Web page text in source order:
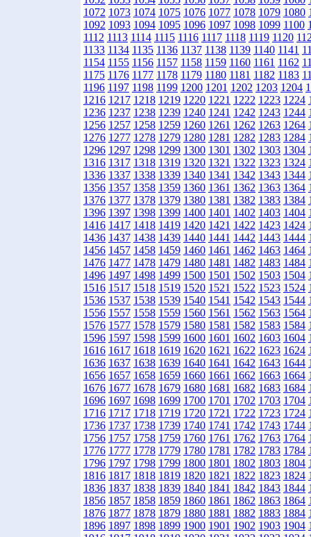
1072 1073 1074 1075 1076 1077 1078 1079 1080
1092 1093 1094 1095 1096 1097 1098 1099 1100
1112 1113 1114 1115 1116 1117 1118 1119 1120
1133 1134 1135 1136 1137 1138 1139 1140 1141
1154 1155 1156 1157 1158 1159 1160 1161 1162
1175 1176 1177 1178 1179 1180 1181 1182 1183
1196 1197 1198 1199 1200 1201 1202 1203 1204
1216 1217 1218 1219 1220 1221 1222 1223 1224
1236 1237 1238 1239 1240 1241 1242 1243 1244
1256 1257 1258 1259 1260 1261 1262 1263 1264
1276 1277 1278 1279 1280 1281 1282 1283 1284
1296 1297 1298 1299 1300 1301 1302 1303 1304
1316 1317 1318 1319 1320 1321 1322 1323 1324
1336 1337 1338 1339 1340 1341 1342 1343 1344
1356 1357 1358 1359 1360 1361 1362 1363 1364
1376 1377 1378 1379 1380 1381 1382 1383 1384
1396 1397 1398 1399 1400 1401 1402 1403 1404
1416 1417 1418 1419 1420 1421 1422 1423 1424
1436 1437 1438 1439 1440 1441 1442 1443 1444
1456 1457 1458 1459 1460 1461 1462 1463 1464
1476 1477 1478 1479 1480 1481 1482 1483 1484
1496 1497 1498 1499 1500 1501 1502 1503 1504
1516 1517 1518 1519 1520 1521 1522 1523 1524
1536 1537 1538 1539 1540 1541 1542 1543 1544
1556 1557 1558 1559 1560 1561 1562 1563 1564
1576 1577 1578 1579 1580 1581 1582 1583 1584
1596 1597 1598 1599 1600 1601 1602 1603 1604
1616 1617 1618 1619 1620 1621 1622 1623 1624
1636 1637 1638 1639 1640 1641 1642 1643 1644
1656 1657 1658 1659 1660 1661 1662 1663 1664
1676 1677 1678 1679 1680 1681 1682 1683 1684
1696 1697 1698 1699 1700 1701 1702 1703 1704
1716 1717 1718 1719 1720 1721 1722 1723 1724
1736 1737 1738 1739 1740 1741 1742 1743 1744
1756 1757 1758 1759 1760 1761 1762 1763 1764
1776 1777 1778 1779 1780 1781 1782 1783 1784
1796 1797 1798 1799 1800 1801 1802 1803 1804
1816 1817 1818 1819 1820 1821 1822 1823 1824
1836 1837 1838 1839 1840 1841 1842 1843 1844
1856 1857 1858 1859 1860 1861 1862 1863 1864
1876 1877 1878 1879 1880 1881 1882 1883 1884
1896 1897 1898 1899 1900 1901 1902 1903 1904